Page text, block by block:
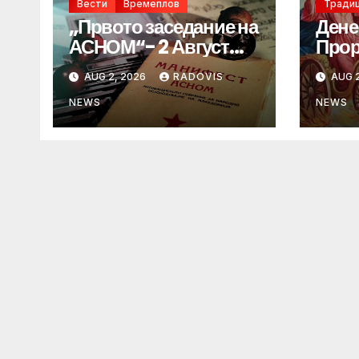
Вести Времеплов
„Првото заседание на
АСНОМ“- 2 Август
1944 год.
AUG 2, 2026 RADOVIS
NEWS
AUG
NEWS